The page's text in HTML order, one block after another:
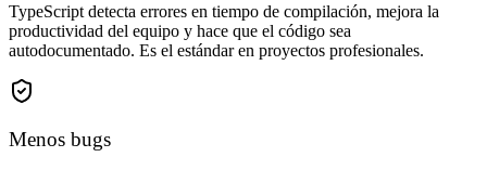
TypeScript detecta errores en tiempo de compilación, mejora la
productividad del equipo y hace que el código sea
autodocumentado. Es el estándar en proyectos profesionales.
Menos bugs